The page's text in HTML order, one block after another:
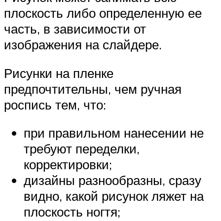
плоскость либо определенную ее
часть, в зависимости от
изображения на слайдере.
Рисунки на пленке
предпочтительны, чем ручная
роспись тем, что:
при правильном нанесении не
требуют переделки,
корректировки;
дизайны разнообразны, сразу
видно, какой рисунок ляжет на
плоскость ногтя;